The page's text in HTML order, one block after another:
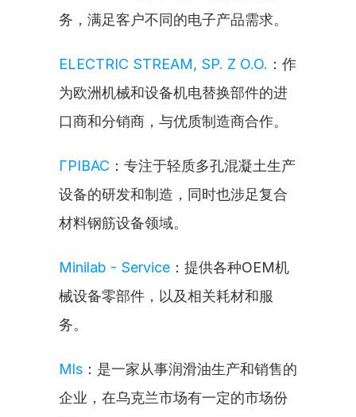
务，满足客户不同的电子产品需求。
ELECTRIC STREAM, SP. Z O.O. ：作
为欧洲机械和设备机电替换部件的进
口商和分销商，与优质制造商合作。
ГРІВАС ：专注于轻质多孔混凝土生产
设备的研发和制造，同时也涉足复合
材料钢筋设备领域。
Minilab - Service ：提供各种OEM机
械设备零部件，以及相关耗材和服
务。
Mls ：是一家从事润滑油生产和销售的
企业，在乌克兰市场有一定的市场份